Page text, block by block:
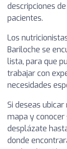
descripciones
pacientes.
Los
Bariloche se
lista, para que
trabajar con
necesidades
Si deseas
mapa y conocer
desplázate
donde